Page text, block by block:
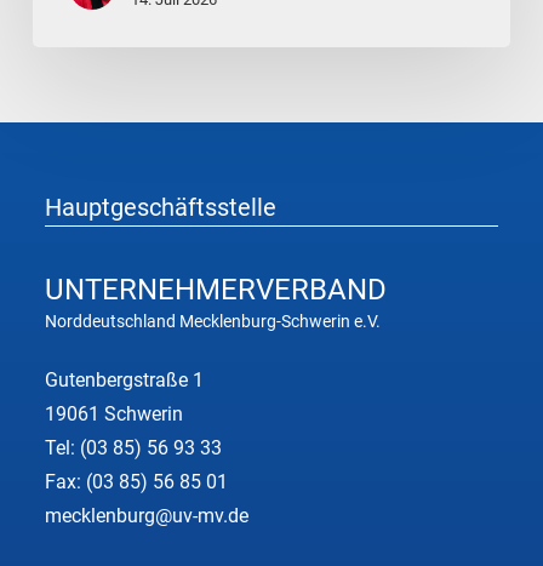
Hauptgeschäftsstelle
UNTERNEHMERVERBAND
Norddeutschland Mecklenburg-Schwerin e.V.
Gutenbergstraße 1
19061 Schwerin
Tel: (03 85) 56 93 33
Fax: (03 85) 56 85 01
mecklenburg@uv-mv.de